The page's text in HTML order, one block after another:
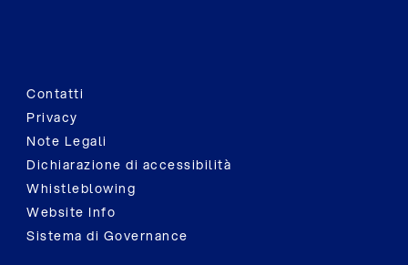
Contatti
Privacy
Note Legali
Dichiarazione di accessibilità
Whistleblowing
Website Info
Sistema di Governance